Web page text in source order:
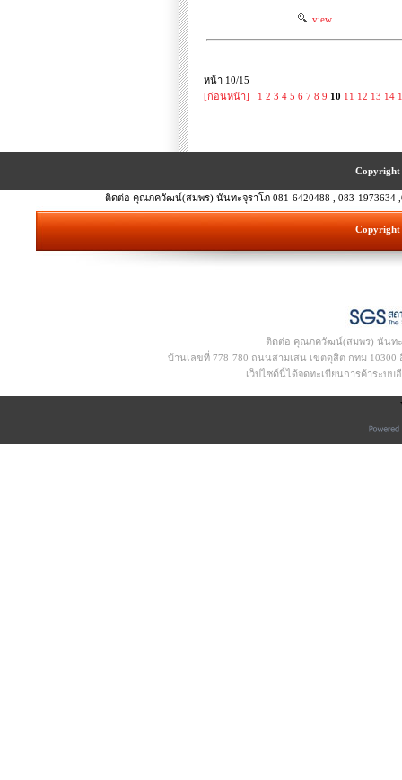
view
หน้า 10/15
[ก่อนหน้า]
1 2 3 4 5 6 7 8 9 10 11 12 13 14
Copyright
ติดต่อ คุณภควัฒน์(สมพร) นันทะจุราโภ 081-6420488 , 083-1973634
Copyright
ติดต่อ คุณภควัฒน์(สมพร) นันทะจุ
บ้านเลขที่ 778-780 ถนนสามเสน เขตดุสิต กทม 10300 อี
เว็ปไซด์นี้ได้จดทะเบียนการค้าระบบ